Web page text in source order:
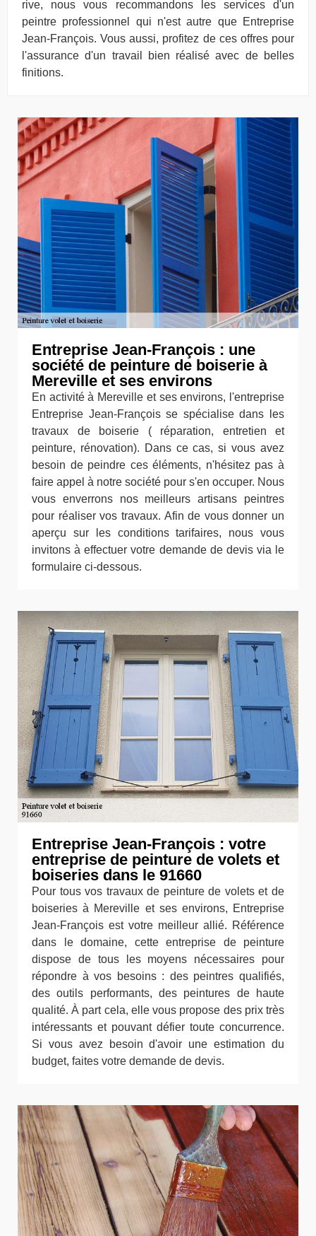
rive, nous vous recommandons les services d'un
peintre professionnel qui n'est autre que Entreprise
Jean-François. Vous aussi, profitez de ces offres pour
l'assurance d'un travail bien réalisé avec de belles
finitions.
Entreprise Jean-François : une
société de peinture de boiserie à
Mereville et ses environs
En activité à Mereville et ses environs, l'entreprise
Entreprise Jean-François se spécialise dans les
travaux de boiserie ( réparation, entretien et
peinture, rénovation). Dans ce cas, si vous avez
besoin de peindre ces éléments, n'hésitez pas à
faire appel à notre société pour s'en occuper. Nous
vous enverrons nos meilleurs artisans peintres
pour réaliser vos travaux. Afin de vous donner un
aperçu sur les conditions tarifaires, nous vous
invitons à effectuer votre demande de devis via le
formulaire ci-dessous.
Entreprise Jean-François : votre
entreprise de peinture de volets et
boiseries dans le 91660
Pour tous vos travaux de peinture de volets et de
boiseries à Mereville et ses environs, Entreprise
Jean-François est votre meilleur allié. Référence
dans le domaine, cette entreprise de peinture
dispose de tous les moyens nécessaires pour
répondre à vos besoins : des peintres qualifiés,
des outils performants, des peintures de haute
qualité. À part cela, elle vous propose des prix très
intéressants et pouvant défier toute concurrence.
Si vous avez besoin d'avoir une estimation du
budget, faites votre demande de devis.